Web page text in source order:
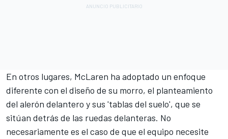
En otros lugares, McLaren ha adoptado un enfoque
diferente con el diseño de su morro, el planteamiento
del alerón delantero y sus 'tablas del suelo', que se
sitúan detrás de las ruedas delanteras. No
necesariamente es el caso de que el equipo necesite